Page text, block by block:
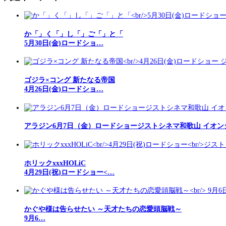
か「」く「」し「」ご「」と「
5月30日(金)ロードショ…
ゴジラ×コング 新たなる帝国
4月26日(金)ロードショ…
アラジン6月7日（金）ロードショージストシネマ和歌山 イオ
ホリックxxxHOLiC
4月29日(祝)ロードショー<…
かぐや様は告らせたい ～天才たちの恋愛頭脳戦～
9月6…